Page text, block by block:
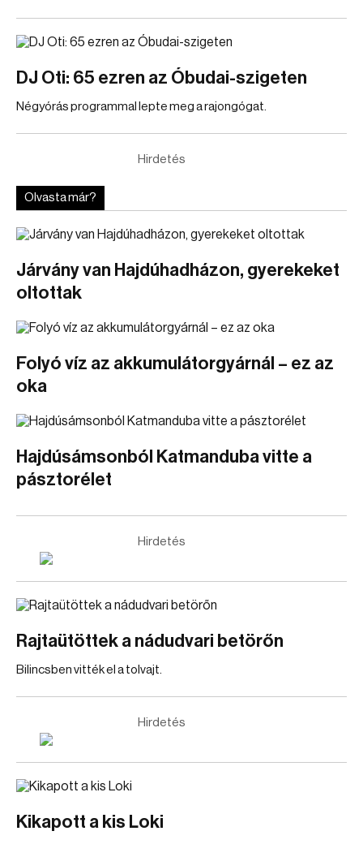
DJ Oti: 65 ezren az Óbudai-szigeten
Négyórás programmal lepte meg a rajongógat.
Hirdetés
Olvasta már?
Járvány van Hajdúhadházon, gyerekeket
oltottak
Folyó víz az akkumulátorgyárnál – ez az
oka
Hajdúsámsonból Katmanduba vitte a
pásztorélet
Hirdetés
Rajtaütöttek a nádudvari betörőn
Bilincsben vitték el a tolvajt.
Hirdetés
Kikapott a kis Loki